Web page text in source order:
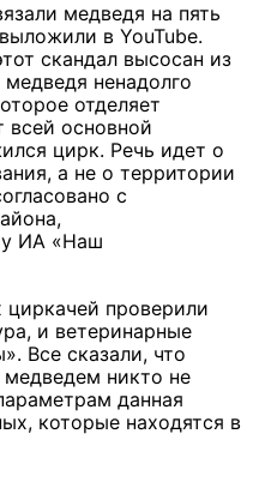
медведя на пять
в YouTube.
скандал высосан из
ненадолго
отделяет
всей основной
цирк. Речь идет о
а не о территории
с
ИА «Наш
циркачей проверили
и ветеринарные
Все сказали, что
медведем никто не
данная
которые находятся в